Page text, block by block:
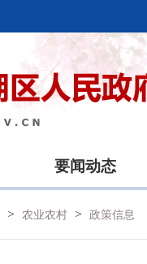
要闻动态
> 农业农村 > 政策信息